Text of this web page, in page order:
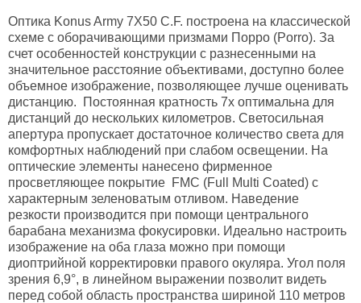
Оптика Konus Army 7X50 C.F. построена на классической
схеме с оборачивающими призмами Порро (Porro). За
счет особенностей конструкции с разнесенными на
значительное расстояние объективами, доступно более
объемное изображение, позволяющее лучше оценивать
дистанцию. Постоянная кратность 7х оптимальна для
дистанций до нескольких километров. Светосильная
апертура пропускает достаточное количество света для
комфортных наблюдений при слабом освещении. На
оптические элементы нанесено фирменное
просветляющее покрытие FMC (Full Multi Coated) с
характерным зеленоватым отливом. Наведение
резкости производится при помощи центрального
барабана механизма фокусировки. Идеально настроить
изображение на оба глаза можно при помощи
диоптрийной корректировки правого окуляра. Угол поля
зрения 6,9°, в линейном выражении позволит видеть
перед собой область пространства шириной 110 метров